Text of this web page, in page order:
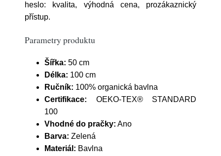
heslo: kvalita, výhodná cena, prozákaznický
přístup.
Parametry produktu
Šířka: 50 cm
Délka: 100 cm
Ručník: 100% organická bavlna
Certifikace: OEKO-TEX® STANDARD
100
Vhodné do pračky: Ano
Barva: Zelená
Materiál: Bavlna